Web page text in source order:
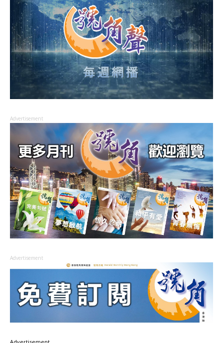
Advertisement
Advertisement